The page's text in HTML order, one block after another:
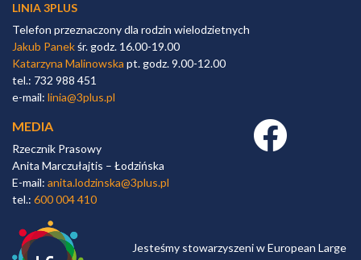
LINIA 3PLUS
Telefon przeznaczony dla rodzin wielodzietnych
Jakub Panekśr. godz. 16.00-19.00
Katarzyna Malinowska pt. godz. 9.00-12.00
tel.: 732 988 451
e-mail: linia@3plus.pl
MEDIA
Rzecznik Prasowy
Anita Marczułajtis – Łodzińska
E-mail: anita.lodzinska@3plus.pl
tel.: 600 004 410
Facebook link
Jesteśmy stowarzyszeni w European Large